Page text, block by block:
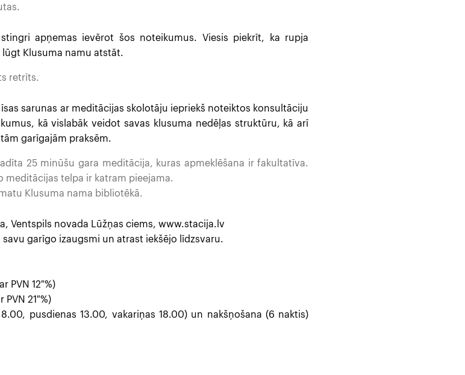
apņemas ievērot šos noteikumus. Viesis piekrīt, ka rupja
Klusuma namu atstāt.
retrīts.
sarunas ar meditācijas skolotāju iepriekš noteiktos konsultāciju
kā vislabāk veidot savas klusuma nedēļas struktūru, kā arī
garīgajām praksēm.
25 minūšu gara meditācija, kuras apmeklēšana ir fakultatīva.
meditācijas telpa ir katram pieejama.
Klusuma nama bibliotēkā.
Ventspils novada Lūžņas ciems, www.stacija.lv
garīgo izaugsmi un atrast iekšējo līdzsvaru.
PVN 12 %)
21 %)
pusdienas 13.00, vakariņas 18.00) un nakšņošana (6 naktis)